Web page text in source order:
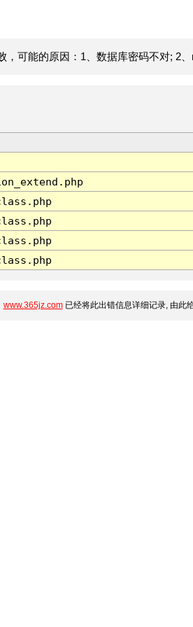
可能的原因：1、数据库密码不对; 2、
www.365jz.com已经将此出错信息详细记录, 由此